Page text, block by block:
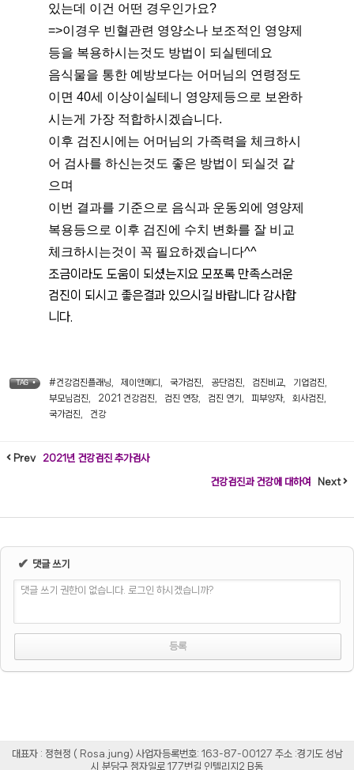
있는데 이건 어떤 경우인가요?
=>이경우 빈혈관련 영양소나 보조적인 영양제
등을 복용하시는것도 방법이 되실텐데요
음식물을 통한 예방보다는 어머님의 연령정도
이면 40세 이상이실테니 영양제등으로 보완하
시는게 가장 적합하시겠습니다.
이후 검진시에는 어머님의 가족력을 체크하시
어 검사를 하신는것도 좋은 방법이 되실것 같
으며
이번 결과를 기준으로 음식과 운동외에 영양제
복용등으로 이후 검진에 수치 변화를 잘 비교
체크하시는것이 꼭 필요하겠습니다^^
조금이라도 도움이 되셨는지요 모쪼록 만족스러운
검진이 되시고 좋은결과 있으시길 바랍니다 감사합
니다.
TAG • #건강검진플래닝 제이앤메디 국가검진 공단검진 검진비교 기업검진
부모님검진
2021 건강검진 검진 연장, 검진 연기 피부양자, 회사검진
국가검진
건강
Prev 2021년 건강검진 추가검사
건강검진과 건강에 대하여 Next
✔ 댓글 쓰기
댓글 쓰기 권한이 없습니다. 로그인 하시겠습니까?
대표자 : 정현정 ( Rosa.jung) 사업자등록번호: 163-87-00127 주소 :경기도 성남
시 분당구 정자일로 177번길 인텔리지2 B동